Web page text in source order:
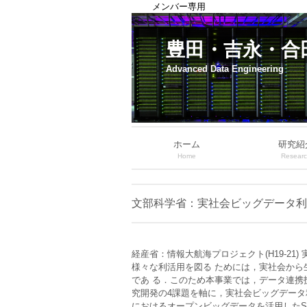
メンバー専用
豊田・吉永・合
Advanced Data Engineering
ホーム
Home
研究紹
文部科学省：実社会ビッグデータ
経産省：情報大航海プロジェクト(H19-21)
様々な利活用を図る ためには，実社会か
であ る．このため本事業では，データ連
究開発の4課題を軸に，実社会ビッグデー